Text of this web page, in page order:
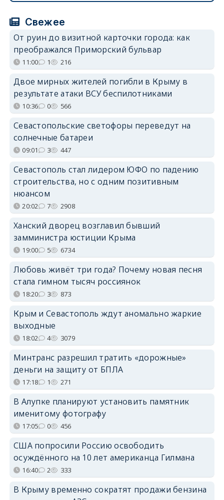
Свежее
От руин до визитной карточки города: как
преображался Приморский бульвар
11:00 1 216
Двое мирных жителей погибли в Крыму в
результате атаки ВСУ беспилотниками
10:36 0 566
Севастопольские светофоры переведут на
солнечные батареи
09:01 3 447
Севастополь стал лидером ЮФО по падению
строительства, но с одним позитивным
нюансом
20:02 7 2908
Ханский дворец возглавил бывший
замминистра юстиции Крыма
19:00 5 6734
Любовь живёт три года? Почему новая песня
стала гимном тысяч россиянок
18:20 3 873
Крым и Севастополь ждут аномально жаркие
выходные
18:02 4 3079
Минтранс разрешил тратить «дорожные»
деньги на защиту от БПЛА
17:18 1 271
В Алупке планируют установить памятник
именитому фотографу
17:05 0 456
США попросили Россию освободить
осуждённого на 10 лет американца Гилмана
16:40 2 333
В Крыму временно сократят продажи бензина